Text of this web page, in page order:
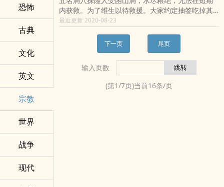
恐怖
古典
文化
英文
宗教
世界
战争
现代
日左從事郎充鎮江府府學教授熊克謹記
意志》。叔本华这篇文章灵巧地运用了迅速发展的
自然科学中的疑问和发现来维护他关于意志的学
沉重的抨击。然而直到1853年之后，叔本华的哲学
才为世界所重视。“世界是我的意志、世界是我的表
象。”完成这本书的时候，叔本华只有28岁，这部后
来影响了包括尼采、瓦格纳、托玛斯·曼甚至存在主
义的哲学名作，包含了叔本华哲学的一切细节，其
后他漫长一生都只不过是在解释或补充这部著作。
内获救。为了维生以待救援。大家约定抽签吃掉其
中一人。牺牲他以救活其余四人。威特摩尔是这一
方案的最初提议人。但在抽签前又收回了意见。其
他四人仍执意抽签。并恰好选中了威特摩尔做牺牲
者。获救后，这四人以杀人罪被起诉并被初审法庭
判处绞刑。这是美国20世纪法理学大家富勒1949年
在《哈佛法学评论》上发表的假想公案。富勒还进
一步虚构了最高法院上诉法庭五位大法官对此案的
判决书。这一著名的公案成了以后西方法学院学生
最近更新 2020-08-23
下一页 尾页
输入页数
(第1/7页)当前16条/页